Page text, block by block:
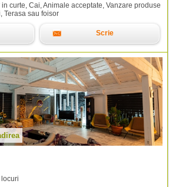
curte, Cai, Animale acceptate, Vanzare produse
Terasa sau foisor
Scrie